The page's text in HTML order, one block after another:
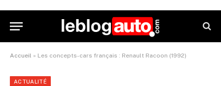
Accueil » Les concepts-cars français : Renault Racoon (1992)
ACTUALITÉ